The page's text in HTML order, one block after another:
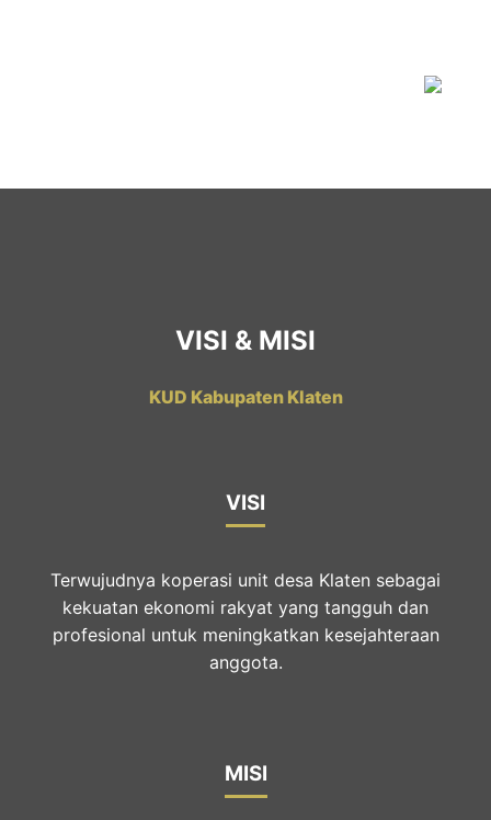
VISI & MISI
KUD Kabupaten Klaten
VISI
Terwujudnya koperasi unit desa Klaten sebagai
kekuatan ekonomi rakyat yang tangguh dan
profesional untuk meningkatkan kesejahteraan
anggota.
MISI